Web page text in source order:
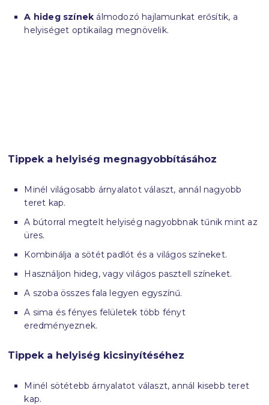
A hideg színek álmodozó hajlamunkat erősítik, a
helyiséget optikailag megnövelik.
Tippek a helyiség megnagyobbításához
Minél világosabb árnyalatot választ, annál nagyobb
teret kap.
A bútorral megtelt helyiség nagyobbnak tűnik mint az
üres.
Kombinálja a sötét padlót és a világos színeket.
Használjon hideg, vagy világos pasztell színeket.
A szoba összes fala legyen egyszínű.
A sima és fényes felületek több fényt
eredményeznek.
Tippek a helyiség kicsinyítéséhez
Minél sötétebb árnyalatot választ, annál kisebb teret
kap.